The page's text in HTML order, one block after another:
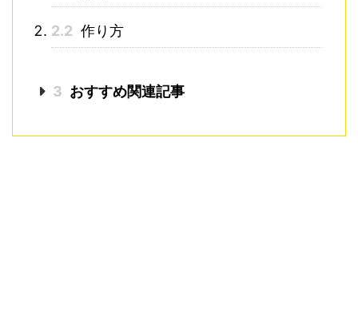
2.2 作り方
3 おすすめ関連記事